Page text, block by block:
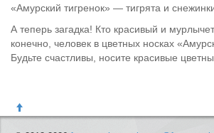
«Амурский тигренок» — тигрята и
А теперь загадка! Кто красивый и
конечно, человек в цветных носках
Будьте счастливы, носите красивые